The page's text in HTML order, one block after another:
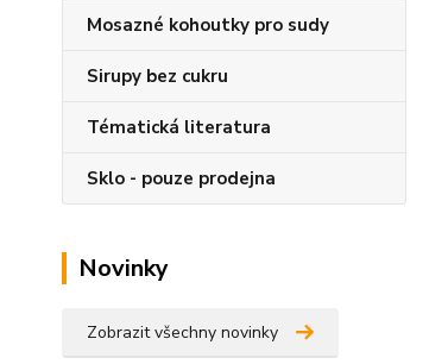
Mosazné kohoutky pro sudy
Sirupy bez cukru
Tématická literatura
Sklo - pouze prodejna
Novinky
Zobrazit všechny novinky